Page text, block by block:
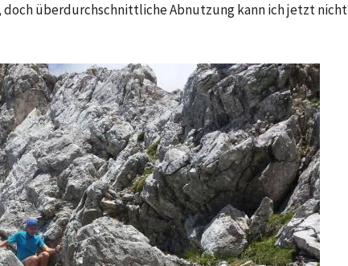
doch überdurchschnittliche Abnutzung kann ich jetzt nicht